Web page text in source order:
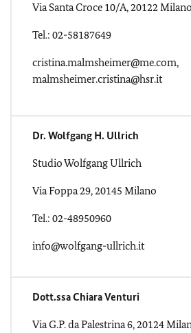
Via Santa Croce 10/A, 20122 Milano
Tel.: 02-58187649
cristina.malmsheimer@me.com,
malmsheimer.cristina@hsr.it
Dr. Wolfgang H. Ullrich
Studio Wolfgang Ullrich
Via Foppa 29, 20145 Milano
Tel.: 02-48950960
info@wolfgang-ullrich.it
Dott.ssa Chiara Venturi
Via G.P. da Palestrina 6, 20124